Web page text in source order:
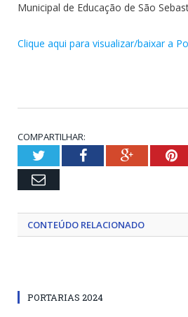
Municipal de Educação de São
Clique aqui para visualizar/baixar a
COMPARTILHAR:
TwitterFacebookGoogle+
Email
CONTEÚDO RELACIONADO
PORTARIAS 2024